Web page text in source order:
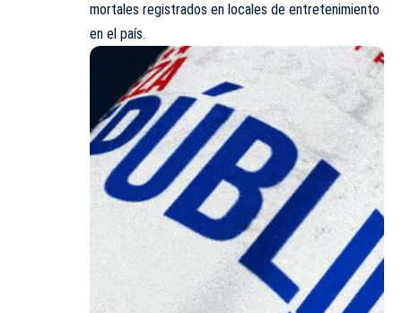
mortales registrados en locales de entretenimiento
en el país.